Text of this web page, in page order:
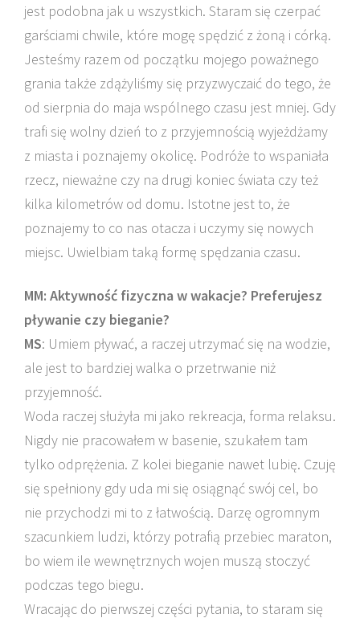
jest podobna jak u wszystkich. Staram się czerpać
garściami chwile, które mogę spędzić z żoną i córką.
Jesteśmy razem od początku mojego poważnego
grania także zdążyliśmy się przyzwyczaić do tego, że
od sierpnia do maja wspólnego czasu jest mniej. Gdy
trafi się wolny dzień to z przyjemnością wyjeżdżamy
z miasta i poznajemy okolicę. Podróże to wspaniała
rzecz, nieważne czy na drugi koniec świata czy też
kilka kilometrów od domu. Istotne jest to, że
poznajemy to co nas otacza i uczymy się nowych
miejsc. Uwielbiam taką formę spędzania czasu.
MM: Aktywność fizyczna w wakacje? Preferujesz
pływanie czy bieganie?
MS: Umiem pływać, a raczej utrzymać się na wodzie,
ale jest to bardziej walka o przetrwanie niż
przyjemność.
Woda raczej służyła mi jako rekreacja, forma relaksu.
Nigdy nie pracowałem w basenie, szukałem tam
tylko odprężenia. Z kolei bieganie nawet lubię. Czuję
się spełniony gdy uda mi się osiągnąć swój cel, bo
nie przychodzi mi to z łatwością. Darzę ogromnym
szacunkiem ludzi, którzy potrafią przebiec maraton,
bo wiem ile wewnętrznych wojen muszą stoczyć
podczas tego biegu.
Wracając do pierwszej części pytania, to staram się